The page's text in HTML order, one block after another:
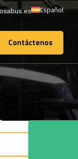
Español
Contáctenos
Contáctenos